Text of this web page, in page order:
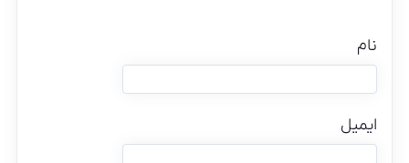
نام
ایمیل